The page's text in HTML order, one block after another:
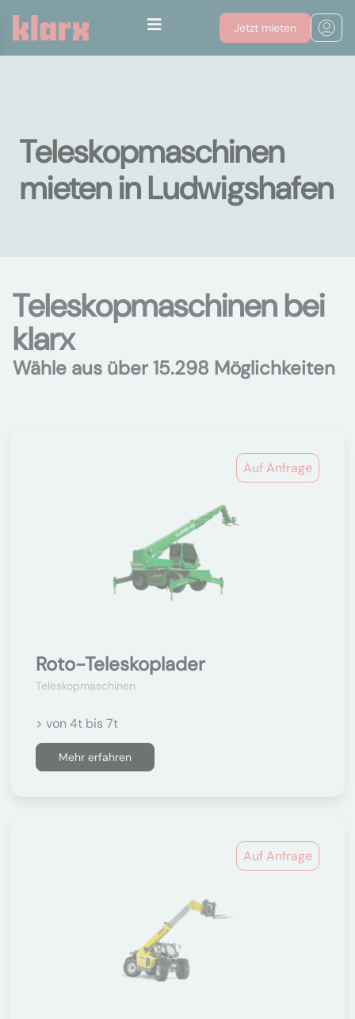
Jetzt mieten
Teleskopmaschinen
mieten in Ludwigshafen
Teleskopmaschinen bei
klarx
Wähle aus über 15.298 Möglichkeiten
Auf Anfrage
Roto-Teleskoplader
Teleskopmaschinen
> von 4t bis 7t
Mehr erfahren
Auf Anfrage